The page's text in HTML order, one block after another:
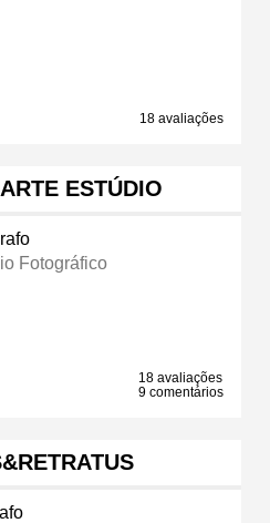
18 avaliações
ESTÚDIO
Fotográfico
18 avaliações
9 comentários